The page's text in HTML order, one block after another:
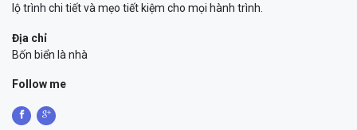
lộ trình chi tiết và mẹo tiết kiệm cho mọi hành trình.
Địa chỉ
Bốn biển là nhà
Follow me